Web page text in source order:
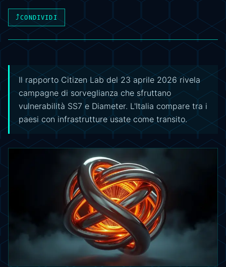
⤴CONDIVIDI
Il rapporto Citizen Lab del 23 aprile 2026 rivela
campagne di sorveglianza che sfruttano
vulnerabilità SS7 e Diameter. L'Italia compare tra i
paesi con infrastrutture usate come transito.